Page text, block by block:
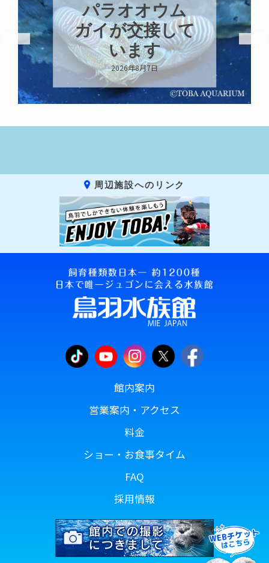
パラオオウム
ガイが交接して
います
2026年8月7日
周辺施設へのリンク
館内案内
営業案内・アクセス
料金
ショー・お食事タイム
FAQ
採用情報